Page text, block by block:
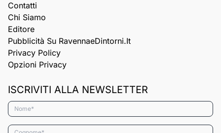
Contatti
Chi Siamo
Editore
Pubblicità Su RavennaeDintorni.it
Privacy Policy
Opzioni Privacy
ISCRIVITI ALLA NEWSLETTER
Nome*
Cognome*